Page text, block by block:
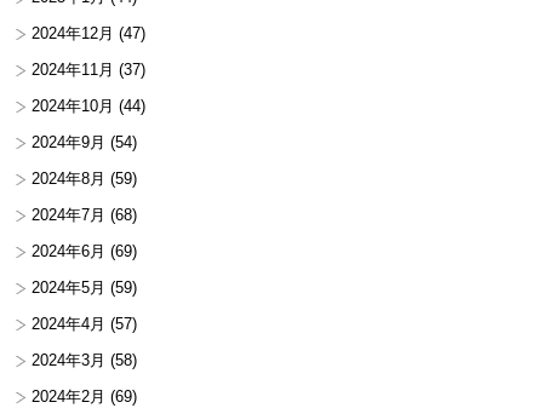
2024年12月 (47)
2024年11月 (37)
2024年10月 (44)
2024年9月 (54)
2024年8月 (59)
2024年7月 (68)
2024年6月 (69)
2024年5月 (59)
2024年4月 (57)
2024年3月 (58)
2024年2月 (69)